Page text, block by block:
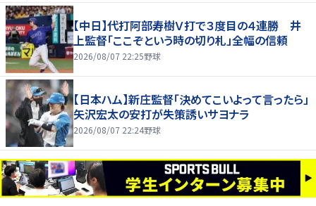
【中日】代打阿部寿樹Ｖ打で３度目の４連勝 井
上監督「ここぞという時の切り札」全幅の信頼
2026/08/07 22:25野球
【日本ハム】新庄監督「決めてこいよって言ったら」
矢沢宏太の安打が失策誘いサヨナラ
2026/08/07 22:24野球